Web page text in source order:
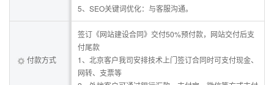
5、SEO关键词优化：与客服沟通。
付款方式
签订《网站建设合同》交付50%预付款，网站交付后支
付尾款
1、北京客户我司安排技术上门签订合同时可支付现金、
网转、支票等